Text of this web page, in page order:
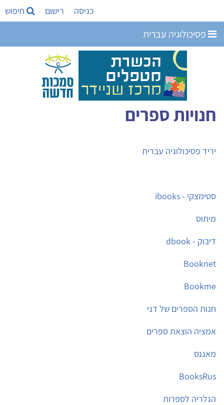
כניסה רישום חיפוש
פסיכולוגיה עברית
חנויות ספרים
יריד פסיכולוגיה עברית
סטימצקי - ibooks
מיתוס
דיבוק - dbook
Booknet
Bookme
חנות הספרים של דני
אמציה הוצאת ספרים
מאגנס
BooksRus
הגלריה לספרות